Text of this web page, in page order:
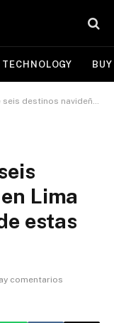
TECHNOLOGY
en Lima para vivir la magia de estas fiestas
Lima
estas
comentarios